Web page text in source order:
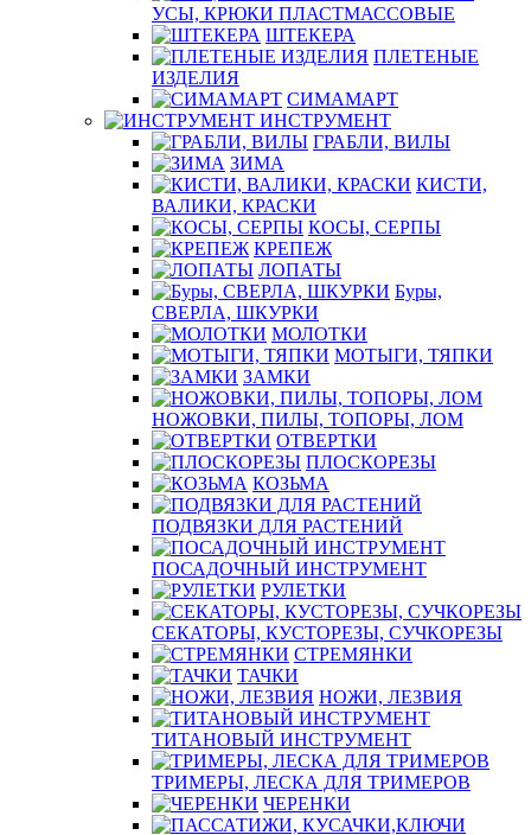
УСЫ, КРЮКИ ПЛАСТМАССОВЫЕ
ШТЕКЕРА
ПЛЕТЕНЫЕ
ИЗДЕЛИЯ
СИМАМАРТ
ИНСТРУМЕНТ
ГРАБЛИ, ВИЛЫ
ЗИМА
КИСТИ,
ВАЛИКИ, КРАСКИ
КОСЫ, СЕРПЫ
КРЕПЕЖ
ЛОПАТЫ
Буры,
СВЕРЛА, ШКУРКИ
МОЛОТКИ
МОТЫГИ, ТЯПКИ
ЗАМКИ
НОЖОВКИ, ПИЛЫ, ТОПОРЫ, ЛОМ
ОТВЕРТКИ
ПЛОСКОРЕЗЫ
КОЗЬМА
ПОДВЯЗКИ ДЛЯ РАСТЕНИЙ
ПОСАДОЧНЫЙ ИНСТРУМЕНТ
РУЛЕТКИ
СЕКАТОРЫ, КУСТОРЕЗЫ, СУЧКОРЕЗЫ
СТРЕМЯНКИ
ТАЧКИ
НОЖИ, ЛЕЗВИЯ
ТИТАНОВЫЙ ИНСТРУМЕНТ
ТРИМЕРЫ, ЛЕСКА ДЛЯ ТРИМЕРОВ
ЧЕРЕНКИ